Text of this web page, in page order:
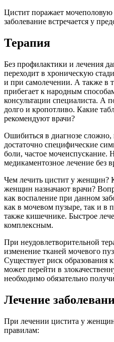
Цистит поражает мочеполовую
заболевание встречается у
Терапия
Без профилактики и лечения
переходит в хроническую
и при самолечении. А также в
прибегает к народным
консультации специалиста. А
долго и кропотливо. Какие
рекомендуют врачи?
Ошибиться в диагнозе сложно,
достаточно специфические
боли, частое мочеиспускание.
медикаментозное лечение без
Чем лечить цистит у женщин?
женщин назначают врачи?
как воспаление при данном
как в мочевом пузыре, так и в
также кишечнике. Быстрое
комплексным.
При неудовлетворительной
изменение тканей мочевого
Существует риск образования
может перейти в
необходимо обязательно
Лечение
При лечении цистита у женщин
правилам: